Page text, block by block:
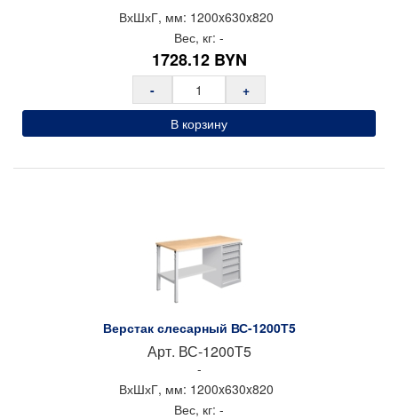
Шкафы металлические
Тележки ручные для перевозки грузов
Колеса и колесные опоры
Нестандартные изделия
Платформы подкатные SF
ВхШхГ, мм: 1200x630x820
Вес, кг: -
1728.12 BYN
-
+
В корзину
Верстак слесарный ВС-1200Т5
Арт. ВС-1200Т5
-
ВхШхГ, мм: 1200x630x820
Вес, кг: -